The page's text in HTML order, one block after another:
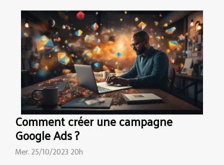
Comment créer une campagne
Google Ads ?
Mer. 25/10/2023 20h